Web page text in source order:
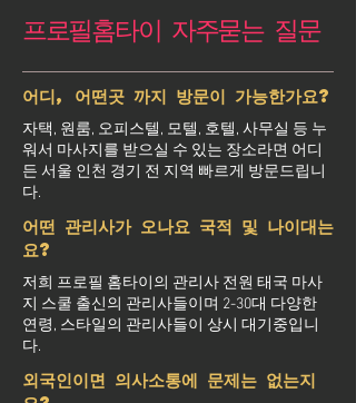
프로필홈타이 자주묻는 질문
어디, 어떤곳 까지 방문이 가능한가요?
자택, 원룸, 오피스텔, 모텔, 호텔, 사무실 등 누
워서 마사지를 받으실 수 있는 장소라면 어디
든 서울 인천 경기 전 지역 빠르게 방문드립니
다.
어떤 관리사가 오나요 국적 및 나이대는
요?
저희 프로필 홈타이의 관리사 전원 태국 마사
지 스쿨 출신의 관리사들이며 2-30대 다양한
연령, 스타일의 관리사들이 상시 대기중입니
다.
외국인이면 의사소통에 문제는 없는지